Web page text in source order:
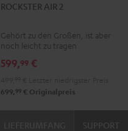
AIR
Schwarz
ROCKSTER AIR 2
Gehört zu den Großen, ist aber
noch leicht zu tragen
599,99 €
699, 99 € Originalpreis
SUPPORT